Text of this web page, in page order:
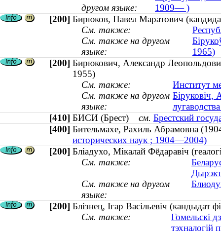
другом языке:
1909— )
[200] Бирюков, Павел Маратович
См. также:
См. также на другом
языке:
1965)
[200] Бирюкович, Александр
1955)
См. также:
Институт
См. также на другом
языке:
Біруковіч,
[410] БИСИ (Брест) см. Брестский
[400] Бительмахе, Рахиль Абрамовна
исторических наук ; 1904—2004)
[200] Бліадухо, Мікалай Фёдаравіч
См. также:
См. также на другом
языке:
[200] Блізнец, Ігар Васільевіч (кандыдат
См. также:
Гомельскі
тэхналогій